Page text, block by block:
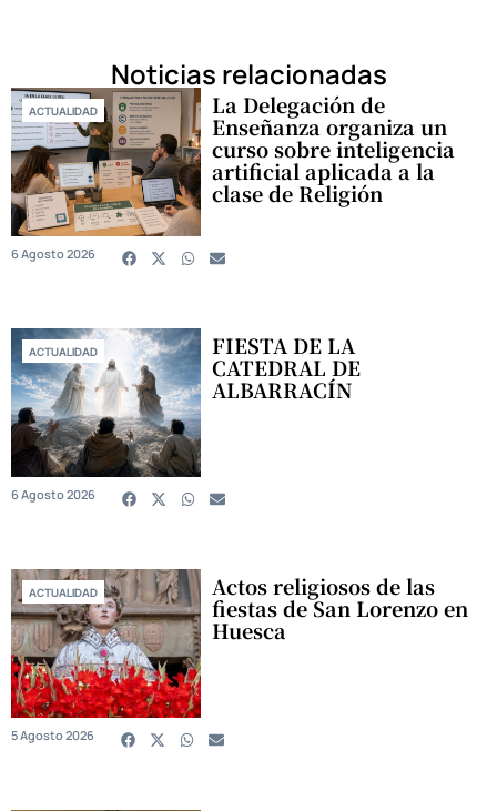
Noticias relacionadas
ACTUALIDAD La Delegación de
Enseñanza organiza un
curso sobre inteligencia
artificial aplicada a la
clase de Religión
6 Agosto 2026
ACTUALIDAD FIESTA DE LA
CATEDRAL DE
ALBARRACÍN
6 Agosto 2026
ACTUALIDAD Actos religiosos de las
fiestas de San Lorenzo en
Huesca
5 Agosto 2026